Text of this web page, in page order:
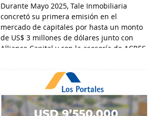
Durante Mayo 2025, Tale Inmobiliaria
concretó su primera emisión en el
mercado de capitales por hasta un monto
de US$ 3 millones de dólares junto con
Alliance Capital y con la asesoría de ACRES